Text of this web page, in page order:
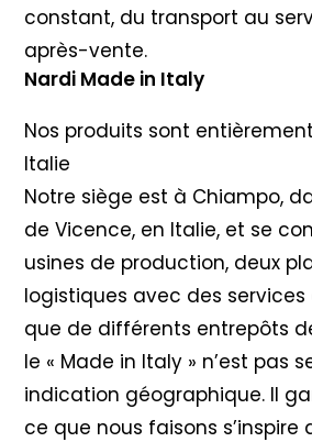
constant, du transport au
après-vente.
Nardi Made in Italy
Nos produits sont
Italie
Notre siège est à Chiampo,
de Vicence, en Italie, et se
usines de production, deux
logistiques avec des services
que de différents entrepôts
le « Made in Italy » n’est pas
indication géographique. Il
ce que nous faisons s’inspire